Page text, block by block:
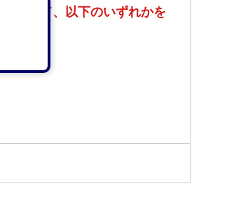
として、以下のいずれかを